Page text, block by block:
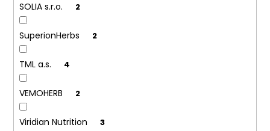
SOLIA s.r.o. 2
SuperionHerbs 2
TML a.s. 4
VEMOHERB 2
Viridian Nutrition 3